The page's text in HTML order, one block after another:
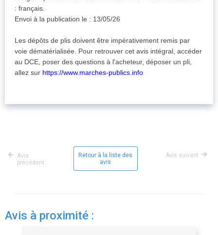
: français.
Envoi à la publication le : 13/05/26
Les dépôts de plis doivent être impérativement remis par
voie dématérialisée. Pour retrouver cet avis intégral, accéder
au DCE, poser des questions à l'acheteur, déposer un pli,
allez sur https://www.marches-publics.info
Avis
précédent
Retour à la liste des
avis
Avis suivant
Avis à proximité :